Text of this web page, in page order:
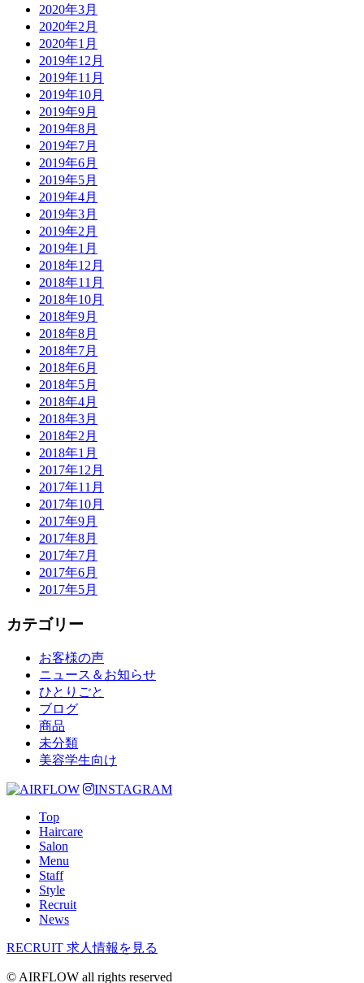
2020年3月
2020年2月
2020年1月
2019年12月
2019年11月
2019年10月
2019年9月
2019年8月
2019年7月
2019年6月
2019年5月
2019年4月
2019年3月
2019年2月
2019年1月
2018年12月
2018年11月
2018年10月
2018年9月
2018年8月
2018年7月
2018年6月
2018年5月
2018年4月
2018年3月
2018年2月
2018年1月
2017年12月
2017年11月
2017年10月
2017年9月
2017年8月
2017年7月
2017年6月
2017年5月
カテゴリー
お客様の声
ニュース＆お知らせ
ひとりごと
ブログ
商品
未分類
美容学生向け
INSTAGRAM
Top
Haircare
Salon
Menu
Staff
Style
Recruit
News
RECRUIT 求人情報を見る
© AIRFLOW all rights reserved